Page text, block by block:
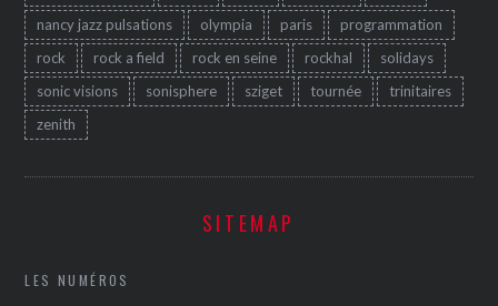
nancy jazz pulsations
olympia paris
programmation
rock
rock a field rock en seine rockhal
solidays
sonic visions
sonisphere sziget tournée
trinitaires
zenith
SITEMAP
LES NUMÉROS